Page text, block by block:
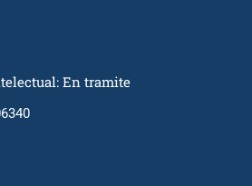
En tramite